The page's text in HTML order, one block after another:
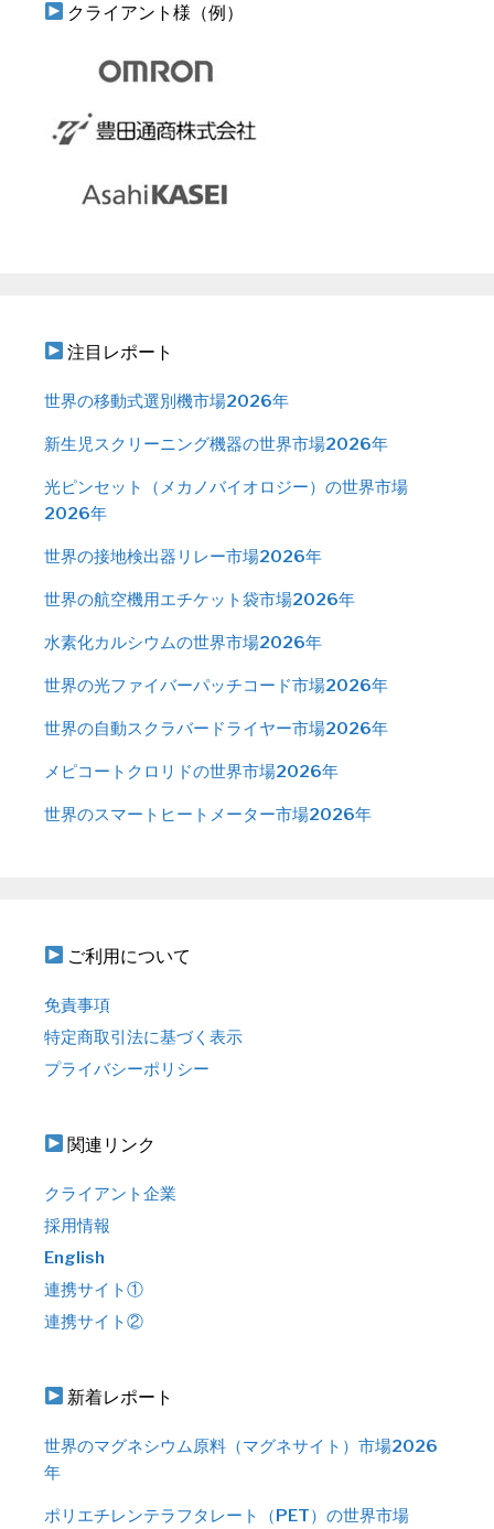
クライアント様（例）
注目レポート
世界の移動式選別機市場2026年
新生児スクリーニング機器の世界市場2026年
光ピンセット（メカノバイオロジー）の世界市場
2026年
世界の接地検出器リレー市場2026年
世界の航空機用エチケット袋市場2026年
水素化カルシウムの世界市場2026年
世界の光ファイバーパッチコード市場2026年
世界の自動スクラバードライヤー市場2026年
メピコートクロリドの世界市場2026年
世界のスマートヒートメーター市場2026年
ご利用について
免責事項
特定商取引法に基づく表示
プライバシーポリシー
関連リンク
クライアント企業
採用情報
English
連携サイト①
連携サイト②
新着レポート
世界のマグネシウム原料（マグネサイト）市場2026
年
ポリエチレンテラフタレート（PET）の世界市場